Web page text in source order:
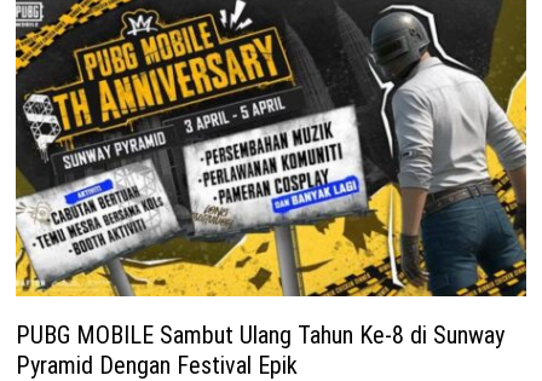
PUBG MOBILE Sambut Ulang Tahun Ke-8 di Sunway
Pyramid Dengan Festival Epik